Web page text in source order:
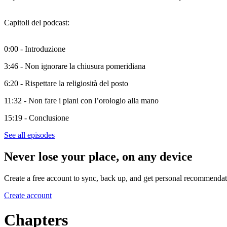
Capitoli del podcast:
0:00 - Introduzione
3:46 - Non ignorare la chiusura pomeridiana
6:20 - Rispettare la religiosità del posto
11:32 - Non fare i piani con l’orologio alla mano
15:19 - Conclusione
See all episodes
Never lose your place, on any device
Create a free account to sync, back up, and get personal
Create account
Chapters